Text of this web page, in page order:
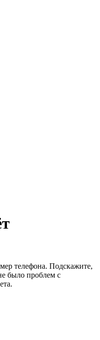
телефона. Подскажите,
было проблем с